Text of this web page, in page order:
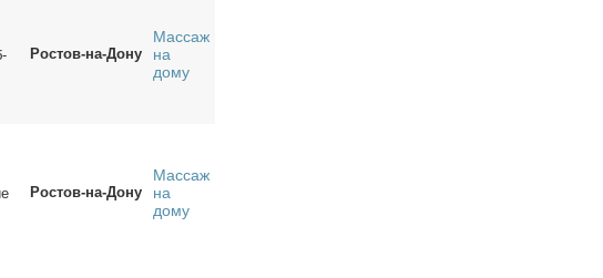
Ростов-на-Дону
Массаж
на
дому
Ростов-на-Дону
Массаж
на
дому